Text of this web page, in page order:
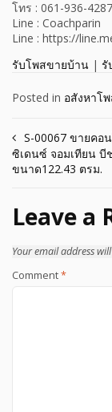
โทร : 061-936-
Line : Coachparin
Line : https://
รับโพสขายบ้าน | รั
Posted in อสังหาโ
Post
navigation
S-00067 ขายคอ
ซิเดนซ์ จอมเทียน บี
ขนาด122.43 ตรม.
Leave a
Your email address
Comment*